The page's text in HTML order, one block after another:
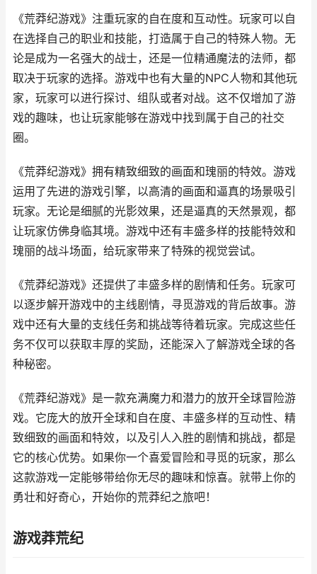
《荒莽纪游戏》注重玩家的自在度和互动性。玩家可以自
在选择自己的职业和技能，打造属于自己的特殊人物。无
论是成为一名强大的战士，还是一位精通魔法的法师，都
取决于玩家的选择。游戏中也有大量的NPC人物和其他玩
家，玩家可以进行探讨、组队或者对战。这不仅增加了游
戏的趣味，也让玩家能够在游戏中找到属于自己的社交
圈。
《荒莽纪游戏》拥有精致细致的画面和瑰丽的特效。游戏
运用了先进的游戏引擎，以高清的画面和逼真的场景吸引
玩家。无论是细腻的光影效果，还是逼真的天然景观，都
让玩家仿佛身临其境。游戏中还有丰盛多样的技能特效和
瑰丽的战斗场面，给玩家带来了特殊的视觉尝试。
《荒莽纪游戏》还提供了丰盛多样的剧情和任务。玩家可
以逐步解开游戏中的主线剧情，寻觅游戏的背后故事。游
戏中还有大量的支线任务和挑战等待着玩家。完成这些任
务不仅可以获取丰厚的奖励，还能深入了解游戏全球的各
种秘密。
《荒莽纪游戏》是一款充满魔力和潜力的放开全球冒险游
戏。它庞大的放开全球和自在度、丰盛多样的互动性、精
致细致的画面和特效，以及引人入胜的剧情和挑战，都是
它的核心优势。如果你一个喜爱冒险和寻觅的玩家，那么
这款游戏一定能够带给你无尽的趣味和惊喜。就带上你的
勇壮和好奇心，开始你的荒莽纪之旅吧！
游戏莽荒纪